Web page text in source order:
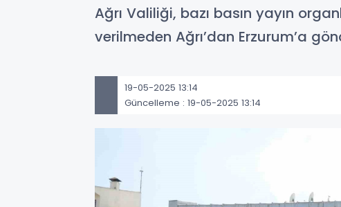
Ağrı Valiliği, bazı basın yayın
verilmeden Ağrı’dan Erzurum’a
19-05-2025 13:14
Güncelleme : 19-05-2025 13:14